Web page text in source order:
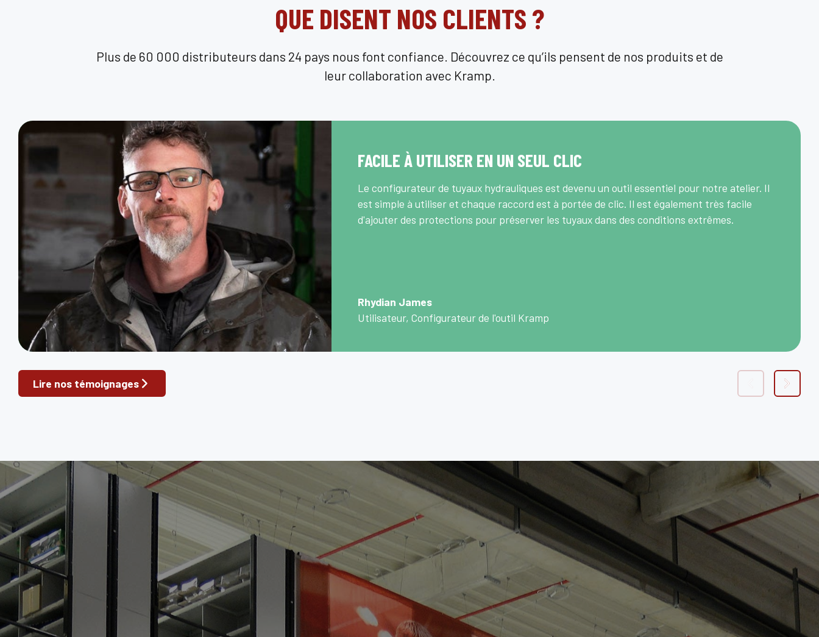
QUE DISENT NOS CLIENTS ?
Plus de 60 000 distributeurs dans 24 pays nous font confiance. Découvrez ce qu’ils pensent de nos produits et de
leur collaboration avec Kramp.
FACILE À UTILISER EN UN SEUL CLIC
Le configurateur de tuyaux hydrauliques est devenu un outil essentiel pour notre atelier. Il
est simple à utiliser et chaque raccord est à portée de clic. Il est également très facile
d'ajouter des protections pour préserver les tuyaux dans des conditions extrêmes.
Rhydian James
Utilisateur, Configurateur de l'outil Kramp
Lire nos témoignages